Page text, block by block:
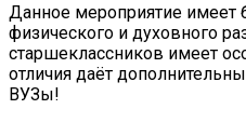
Данное мероприятие имеет
физического и духовного
старшеклассников имеет
отличия даёт
ВУЗы!